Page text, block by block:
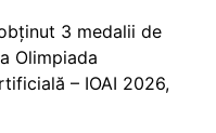
3 medalii de
Olimpiada
– IOAI 2026,